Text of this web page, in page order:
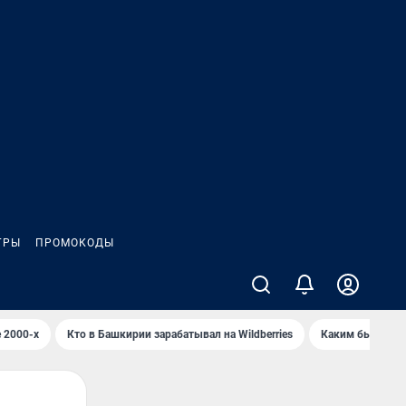
ПРОМОКОДЫ
2000-х Кто в Башкирии зарабатывал на Wildberries Каким было